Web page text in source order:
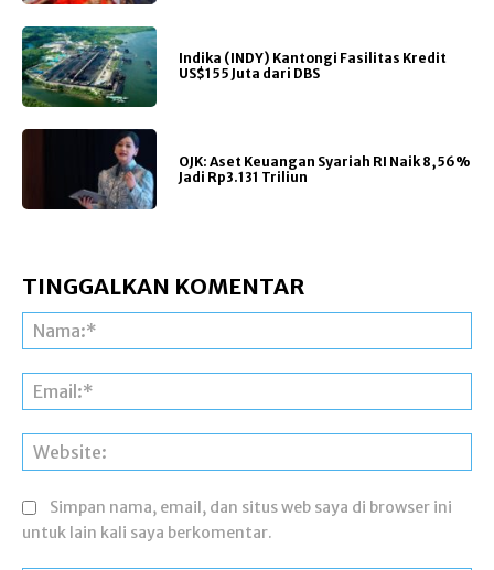
Indika (INDY) Kantongi Fasilitas Kredit
US$155 Juta dari DBS
OJK: Aset Keuangan Syariah RI Naik 8,56%
Jadi Rp3.131 Triliun
TINGGALKAN KOMENTAR
Simpan nama, email, dan situs web saya di browser ini
untuk lain kali saya berkomentar.